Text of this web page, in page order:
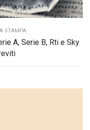
STAMPA
A, Serie B, Rti e Sky